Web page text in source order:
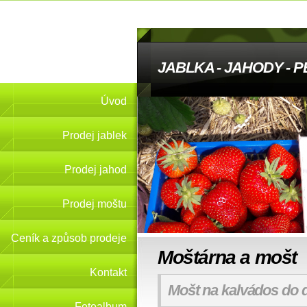
JABLKA - JAHODY -
Úvod
Prodej jablek
Prodej jahod
Prodej moštu
Ceník a způsob prodeje
Kontakt
Moštárna a mošt
Mošt na kalvádos do